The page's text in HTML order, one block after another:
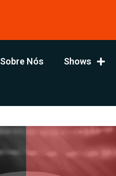
Sobre Nós Shows